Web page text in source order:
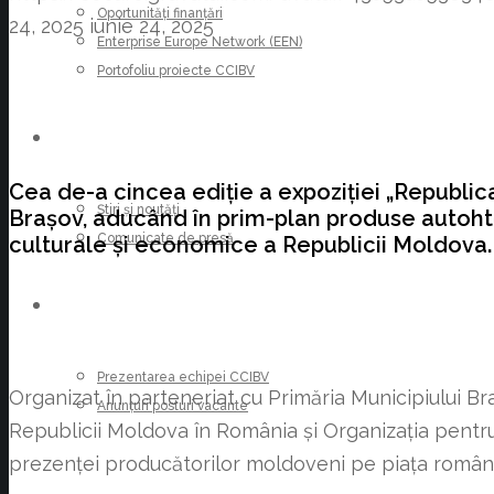
Oportunități finanțări
Enterprise Europe Network (EEN)
Portofoliu proiecte CCIBV
Știri și noutăți
Comunicate de presă
Prezentarea echipei CCIBV
Anunțuri posturi vacante
24, 2025 iunie 24, 2025
Cea de-a cincea ediție a expoziției
Brașov, aducând în prim-plan produse
culturale și economice a Republicii Moldova.
Organizat în parteneriat cu Primăria Municipiului
Republicii Moldova în România și Organizația
prezenței producătorilor moldoveni pe piața